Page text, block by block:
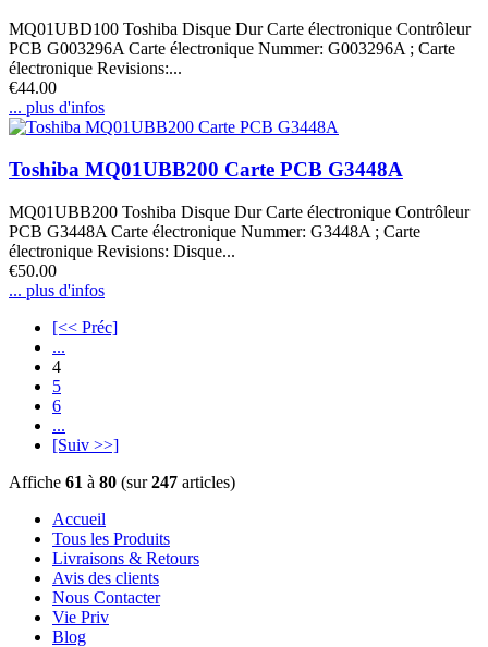
MQ01UBD100 Toshiba Disque Dur Carte électronique Contrôleur
PCB G003296A Carte électronique Nummer: G003296A ; Carte
électronique Revisions:...
€44.00
... plus d'infos
Toshiba MQ01UBB200 Carte PCB G3448A
MQ01UBB200 Toshiba Disque Dur Carte électronique Contrôleur
PCB G3448A Carte électronique Nummer: G3448A ; Carte
électronique Revisions: Disque...
€50.00
... plus d'infos
[<< Préc]
...
4
5
6
...
[Suiv >>]
Affiche 61 à 80 (sur247 articles)
Accueil
Tous les Produits
Livraisons & Retours
Avis des clients
Nous Contacter
Vie Priv
Blog